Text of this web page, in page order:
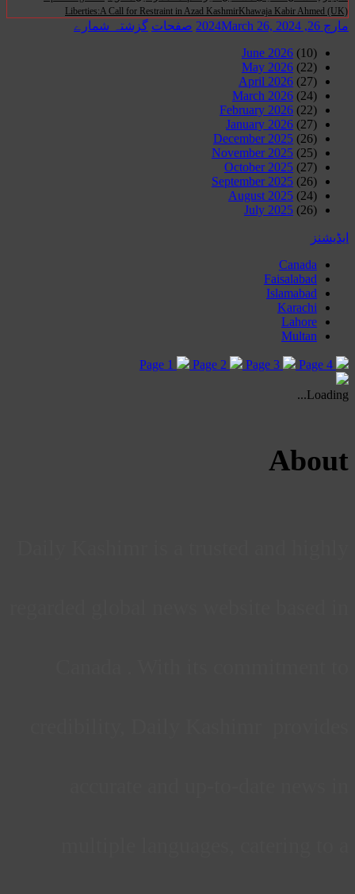
Liberties:A Call for Restraint in Azad KashmirKhawaja Kabir Ahmed (UK)
مارچ 26, 2024 March 26, 2024 صفحات گزشتہ شمارے
June 2026 (10)
May 2026 (22)
April 2026 (27)
March 2026 (24)
February 2026 (22)
January 2026 (27)
December 2025 (26)
November 2025 (25)
October 2025 (27)
September 2025 (26)
August 2025 (24)
July 2025 (26)
ایڈیشنز
Canada
Faisalabad
Islamabad
Karachi
Lahore
Multan
Page 1 Page 2 Page 3 Page 4
Loading...
About